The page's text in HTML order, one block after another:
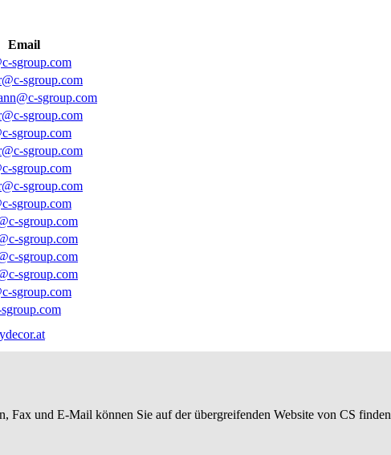
Email
sgroup.com
sgroup.com
sgroup.com
sgroup.com
sgroup.com
sgroup.com
sgroup.com
sgroup.com
sgroup.com
sgroup.com
sgroup.com
sgroup.com
sgroup.com
sgroup.com
und E-Mail können Sie auf der übergreifenden Website von CS